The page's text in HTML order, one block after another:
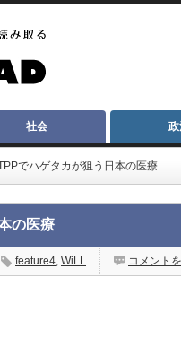
社会
でハゲタカが狙う日本の医療
の医療
feature4, WiLL コメント